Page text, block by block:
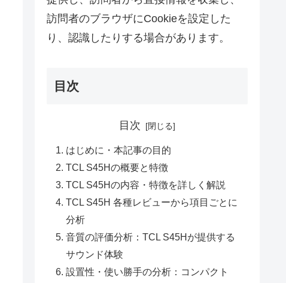
訪問者のブラウザにCookieを設定した
り、認識したりする場合があります。
目次
目次
はじめに・本記事の目的
TCL S45Hの概要と特徴
TCL S45Hの内容・特徴を詳しく解説
TCL S45H 各種レビューから項目ごとに
分析
音質の評価分析：TCL S45Hが提供する
サウンド体験
設置性・使い勝手の分析：コンパクト